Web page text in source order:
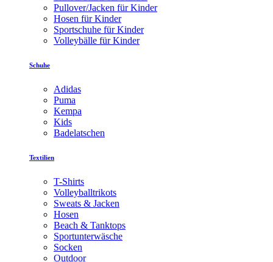
Pullover/Jacken für Kinder
Hosen für Kinder
Sportschuhe für Kinder
Volleybälle für Kinder
Schuhe
Adidas
Puma
Kempa
Kids
Badelatschen
Textilien
T-Shirts
Volleyballtrikots
Sweats & Jacken
Hosen
Beach & Tanktops
Sportunterwäsche
Socken
Outdoor